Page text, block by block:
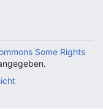
Some Rights